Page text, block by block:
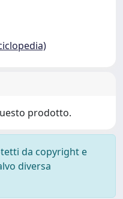
prodotto.
da copyright e
diversa